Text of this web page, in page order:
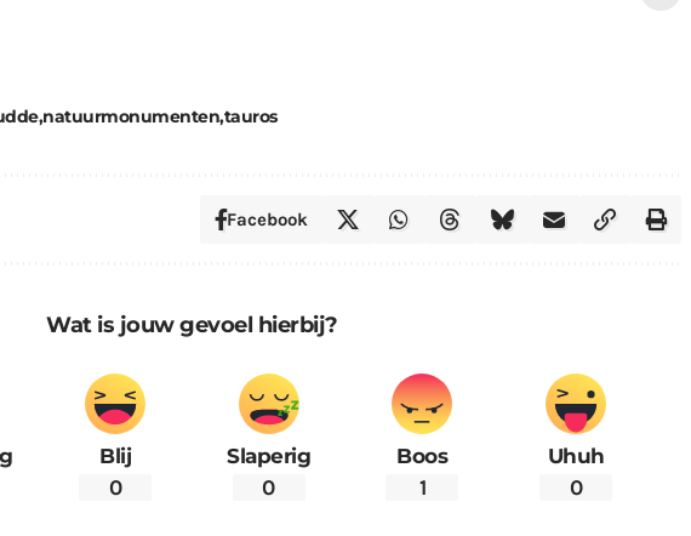
natuurmonumententauros
Facebook
Wat is jouw gevoel hierbij?
Blij
0
Slaperig
0
Boos
1
Uhuh
0